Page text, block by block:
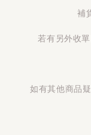
補
若有另外收
如有其他商品